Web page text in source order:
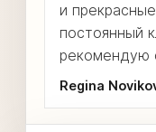
и
постоянный
рекомендую
Regina